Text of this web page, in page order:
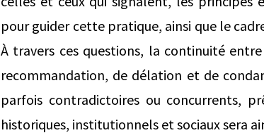
pour guider cette pratique, ainsi que le
À travers ces questions, la continuité
recommandation, de délation et de
parfois contradictoires ou concurrents,
historiques, institutionnels et sociaux sera